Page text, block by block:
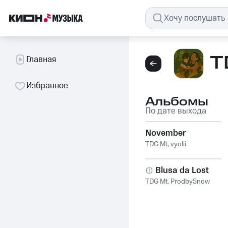
Главная
Избранное
Альбомы
По дате выхода
November
TDG Mt,vyolii
Blusa da Lost
TDG Mt, ProdbySnow